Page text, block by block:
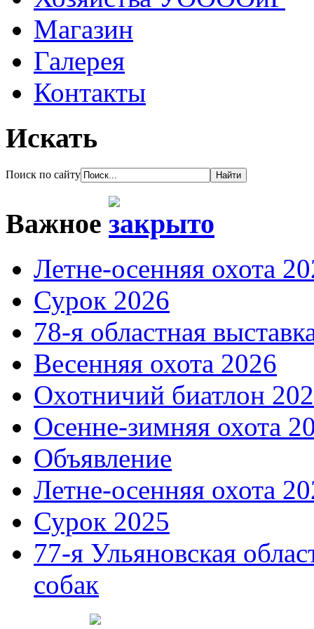
Магазин
Галерея
Контакты
Искать
Поиск по сайту
Важное
Летне-осенняя охота
Сурок 2026
78-я областная
Весенняя охота 2026
Охотничий биатлон
Осенне-зимняя охота
Объявление
Летне-осенняя охота
Сурок 2025
77-я Ульяновская
собак